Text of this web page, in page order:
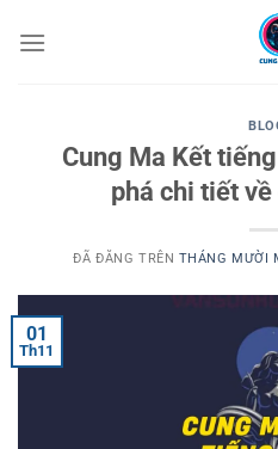
đến
Cung Ma Kết
phá chi tiết
ĐÃ ĐĂNG TRÊN THÁNG MƯỜI
01
Th11